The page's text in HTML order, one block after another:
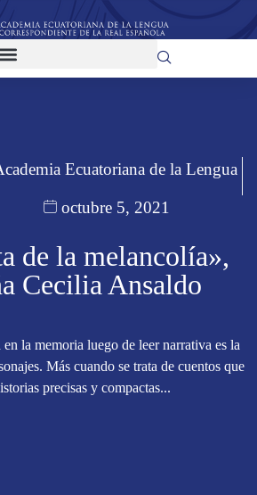
Ecuatoriana de la Lengua
octubre 5, 2021
de la melancolía»,
Cecilia Ansaldo
la memoria luego de leer narrativa es la
Más cuando se trata de cuentos que
precisas y compactas...